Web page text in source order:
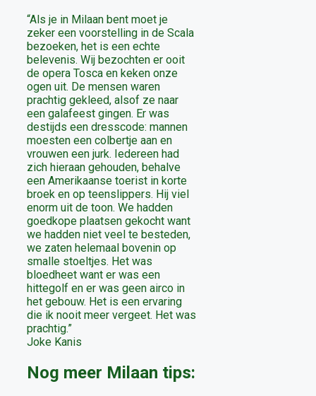
“Als je in Milaan bent moet je
zeker een voorstelling in de Scala
bezoeken, het is een echte
belevenis. Wij bezochten er ooit
de opera Tosca en keken onze
ogen uit. De mensen waren
prachtig gekleed, alsof ze naar
een galafeest gingen. Er was
destijds een dresscode: mannen
moesten een colbertje aan en
vrouwen een jurk. Iedereen had
zich hieraan gehouden, behalve
een Amerikaanse toerist in korte
broek en op teenslippers. Hij viel
enorm uit de toon. We hadden
goedkope plaatsen gekocht want
we hadden niet veel te besteden,
we zaten helemaal bovenin op
smalle stoeltjes. Het was
bloedheet want er was een
hittegolf en er was geen airco in
het gebouw. Het is een ervaring
die ik nooit meer vergeet. Het was
prachtig.”
Joke Kanis
Nog meer Milaan tips: